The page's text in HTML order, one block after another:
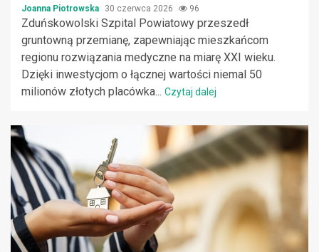
Joanna Piotrowska 30 czerwca 2026 96
Zduńskowolski Szpital Powiatowy przeszedł
gruntowną przemianę, zapewniając mieszkańcom
regionu rozwiązania medyczne na miarę XXI wieku.
Dzięki inwestycjom o łącznej wartości niemal 50
milionów złotych placówka... Czytaj dalej